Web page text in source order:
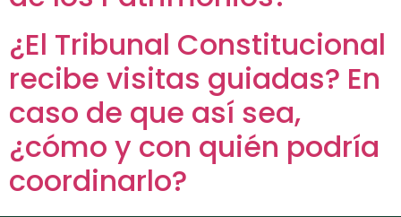
¿El Tribunal Constitucional
recibe visitas guiadas? En
caso de que así sea,
¿cómo y con quién podría
coordinarlo?